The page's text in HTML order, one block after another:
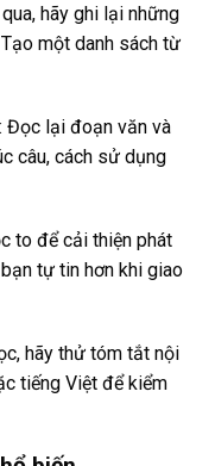
hãy ghi lại những
một danh sách từ
Đọc lại đoạn văn và
câu, cách sử dụng
to để cải thiện phát
tự tin hơn khi giao
hãy thử tóm tắt nội
tiếng Việt để kiểm